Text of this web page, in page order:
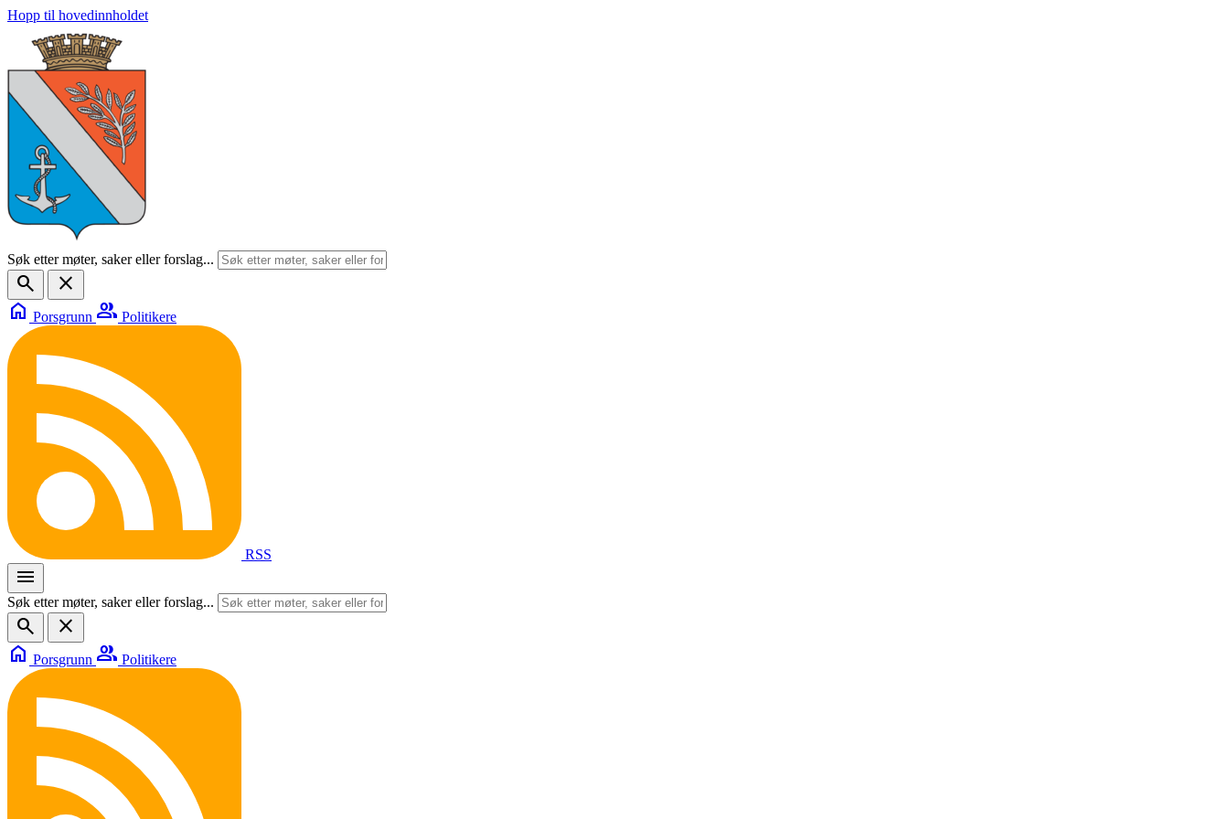
Hopp til hovedinnholdet
Søk etter møter, saker eller forslag...
search
close
home Porsgrunn group Politikere
RSS
menu
Søk etter møter, saker eller forslag...
search
close
home Porsgrunn group Politikere